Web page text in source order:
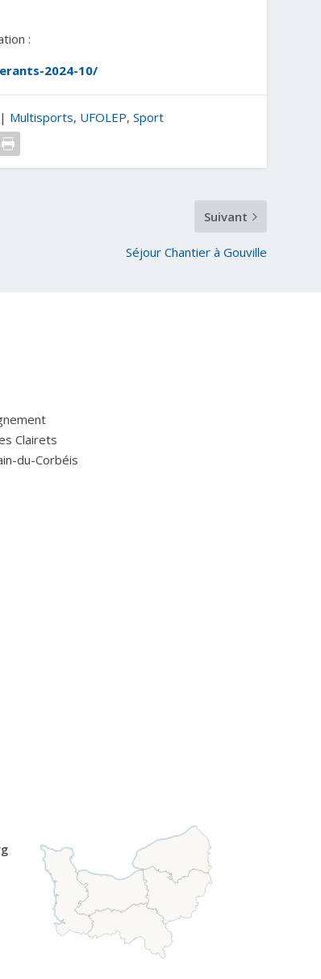
:
2024-10/
Multisports, UFOLEP, Sport
Suivant
Séjour Chantier à Gouville
Clairets
du-Corbéis